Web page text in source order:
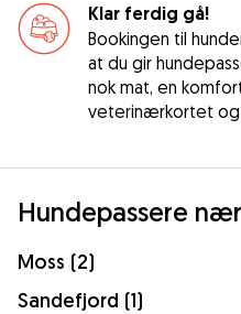
Klar ferdig gå!
Bookingen til
at du gir
nok mat, en
veterinærkortet
Hundepassere
Moss (2)
Sandefjord (1)